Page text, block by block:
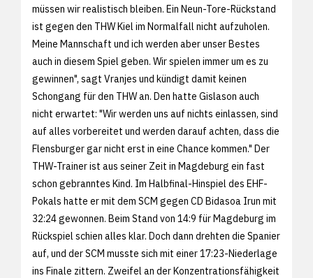
müssen wir realistisch bleiben. Ein Neun-Tore-Rückstand
ist gegen den THW Kiel im Normalfall nicht aufzuholen.
Meine Mannschaft und ich werden aber unser Bestes
auch in diesem Spiel geben. Wir spielen immer um es zu
gewinnen", sagt Vranjes und kündigt damit keinen
Schongang für den THW an. Den hatte Gislason auch
nicht erwartet: "Wir werden uns auf nichts einlassen, sind
auf alles vorbereitet und werden darauf achten, dass die
Flensburger gar nicht erst in eine Chance kommen." Der
THW-Trainer ist aus seiner Zeit in Magdeburg ein fast
schon gebranntes Kind. Im Halbfinal-Hinspiel des EHF-
Pokals hatte er mit dem SCM gegen CD Bidasoa Irun mit
32:24 gewonnen. Beim Stand von 14:9 für Magdeburg im
Rückspiel schien alles klar. Doch dann drehten die Spanier
auf, und der SCM musste sich mit einer 17:23-Niederlage
ins Finale zittern. Zweifel an der Konzentrationsfähigkeit